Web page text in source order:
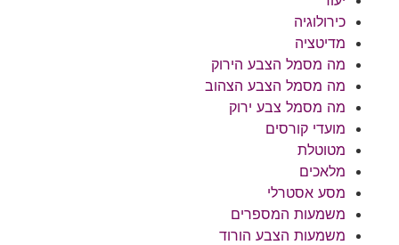
כירולוגיה
מדיטציה
מה מסמל הצבע הירוק
מה מסמל הצבע הצהוב
מה מסמל צבע ירוק
מועדי קורסים
מטוטלת
מלאכים
מסע אסטרלי
משמעות המספרים
משמעות הצבע הורוד